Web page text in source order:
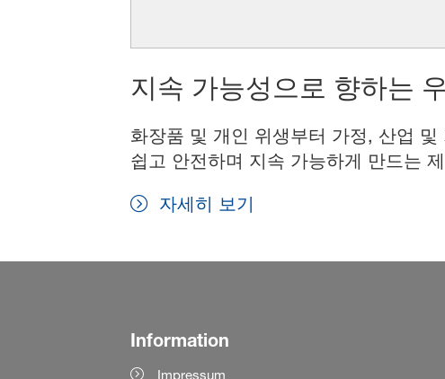
지속 가능성으로 향하는
화장품 및 개인 위생부터 가정, 산업
쉽고 안전하며 지속 가능하게 만드는
자세히 보기
Information
Impressum